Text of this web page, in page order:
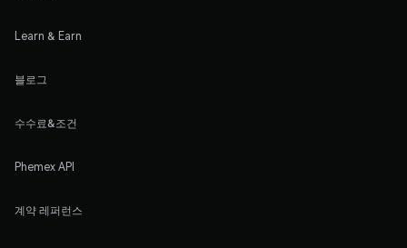
Learn & Earn
블로그
수수료&조건
Phemex API
계약 레퍼런스